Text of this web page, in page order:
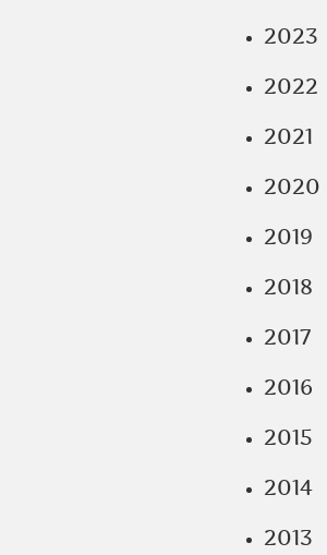
2023
2022
2021
2020
2019
2018
2017
2016
2015
2014
2013